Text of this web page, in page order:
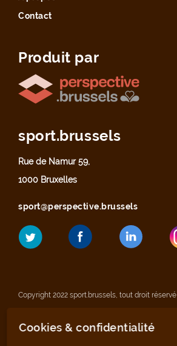
Contact
Produit par
sport.brussels
Rue de Namur 59,
1000 Bruxelles
sport@perspective.brussels
Copyright 2022 sport.brussels, tout droit réservé
Mentions légales
Cookies & confidentialité